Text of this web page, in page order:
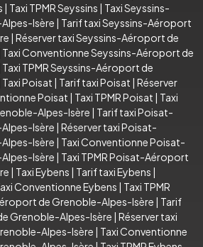
| Taxi TPMR Seyssins | Taxi Seyssins-
Isère | Tarif taxi Seyssins-Aéroport
| Réserver taxi Seyssins-Aéroport de
Taxi Conventionne Seyssins-Aéroport de
Taxi TPMR Seyssins-Aéroport de
Taxi Poisat | Tarif taxi Poisat | Réserver
Poisat | Taxi TPMR Poisat | Taxi
Alpes-Isère | Tarif taxi Poisat-
Isère | Réserver taxi Poisat-
Isère | Taxi Conventionne Poisat-
Isère | Taxi TPMR Poisat-Aéroport
| Taxi Eybens | Tarif taxi Eybens |
Conventionne Eybens | Taxi TPMR
de Grenoble-Alpes-Isère | Tarif
Grenoble-Alpes-Isère | Réserver taxi
Alpes-Isère | Taxi Conventionne